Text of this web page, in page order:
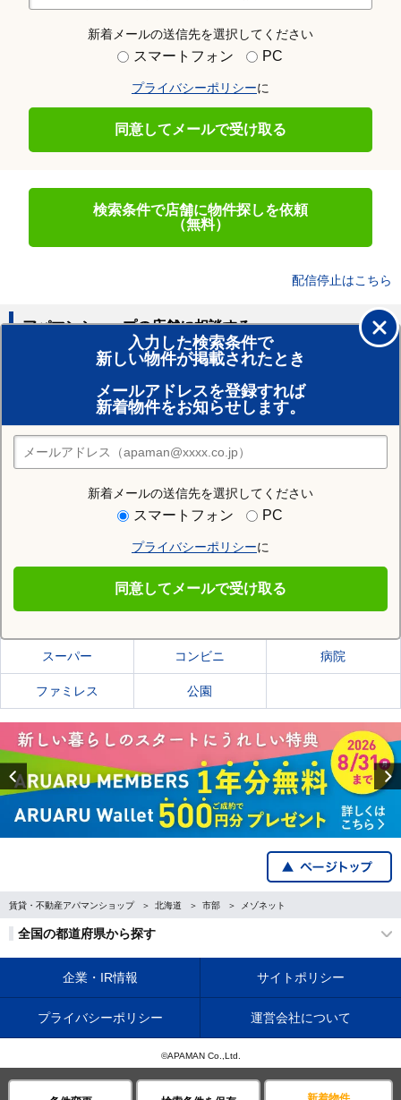
新着メールの送信先を選択してください
スマートフォン PC
プライバシーポリシーに
同意してメールで受け取る
検索条件で店舗に物件探しを依頼
（無料）
配信停止はこちら
入力した検索条件で
新しい物件が掲載されたとき
メールアドレスを登録すれば
新着物件をお知らせします。
新着メールの送信先を選択してください
スマートフォン PC
プライバシーポリシーに
同意してメールで受け取る
アパマンショップの店舗に相談する
賃貸のプロがお部屋探し！
おまかせ物件リクエスト
住みたい街の店舗を探す
店舗検索
住む街研究所で登別市の情報を見る
登別市の施設一覧
スーパー コンビニ 病院
ファミレス 公園
Previous
賃貸・不動産アパマンショップ 北海道 市部 メゾネット
全国の都道府県から探す
企業・IR情報 サイトポリシー
プライバシーポリシー 運営会社について
©APAMAN Co.,Ltd.